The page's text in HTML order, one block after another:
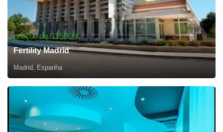
preço: de 11500 €
Fertility Madrid
Madrid, Espanha